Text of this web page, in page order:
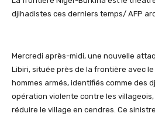
djihadistes ces derniers temps/ AFP
Mercredi après-midi, une nouvelle
Libiri, située près de la frontière avec le
hommes armés, identifiés comme des
opération violente contre les
réduire le village en cendres. Ce